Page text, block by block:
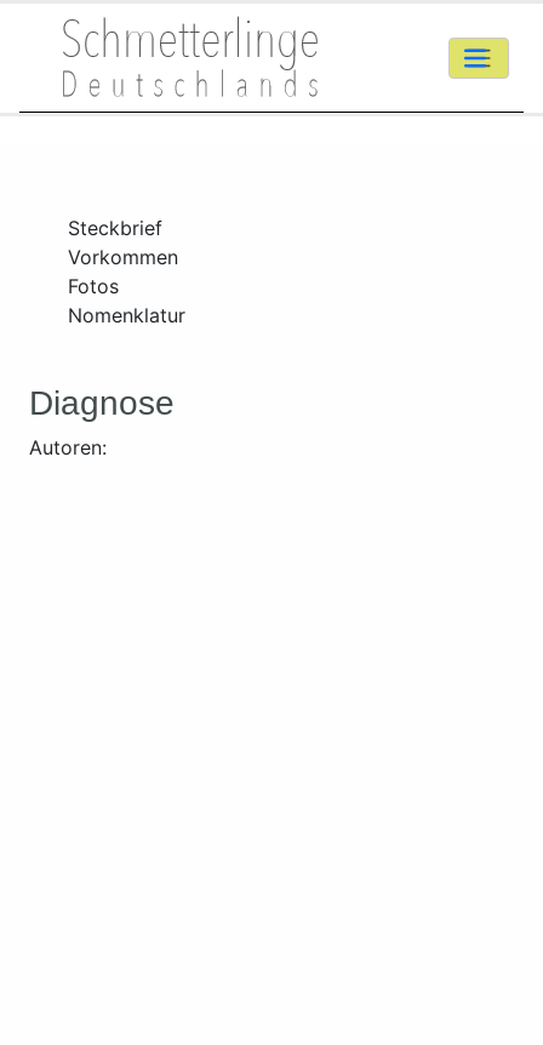
Steckbrief
Vorkommen
Fotos
Nomenklatur
Diagnose
Autoren: